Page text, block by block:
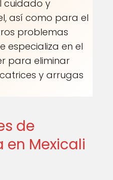
cuidado y
así como para el
problemas
especializa en el
para eliminar
y arrugas
de
Mexicali